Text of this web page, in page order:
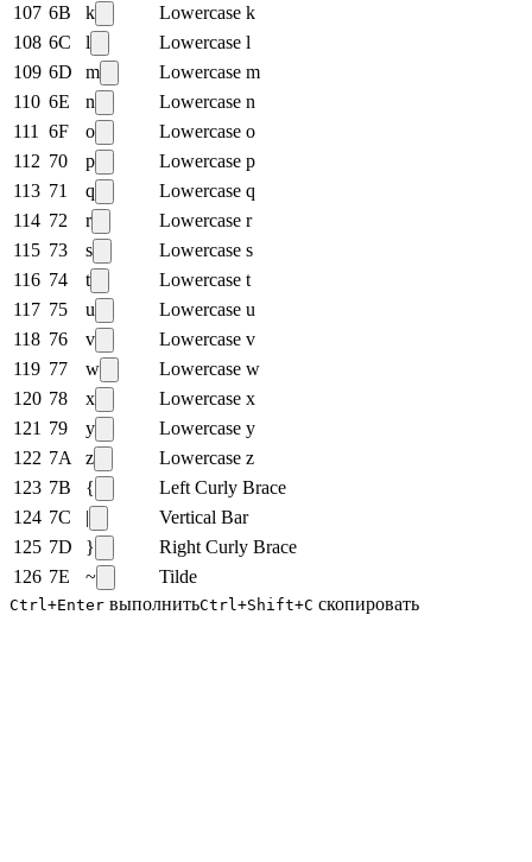
107 6B k
Lowercase k
108 6C l
Lowercase l
109 6D m
Lowercase m
110 6E n
Lowercase n
111
6F o
Lowercase o
112 70 p
Lowercase p
113 71 q
Lowercase q
114 72 r
Lowercase r
115 73 s
Lowercase s
116 74 t
Lowercase t
117 75 u
Lowercase u
118 76 v
Lowercase v
119 77 w
Lowercase w
120 78 x
Lowercase x
121 79 y
Lowercase y
122 7A z
Lowercase z
123 7B {
Left Curly Brace
124 7C |
Vertical Bar
125 7D }
Right Curly Brace
126 7E ~ Tilde
Ctrl+Enter выполнитьCtrl+Shift+C скопировать